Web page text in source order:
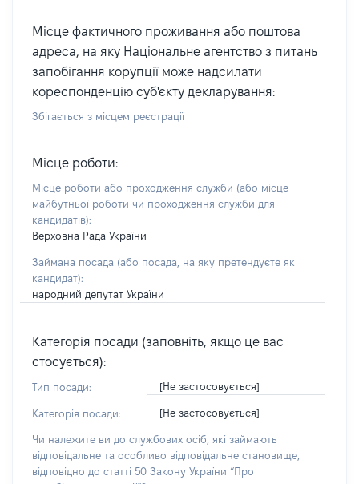
Місце фактичного проживання або поштова
адреса, на яку Національне агентство з питань
запобігання корупції може надсилати
кореспонденцію суб'єкту декларування:
Збігається з місцем реєстрації
Місце роботи:
Місце роботи або проходження служби (або місце
майбутньої роботи чи проходження служби для
кандидатів):
Верховна Рада України
Займана посада (або посада, на яку претендуєте як
кандидат):
народний депутат України
Категорія посади (заповніть, якщо це вас
стосується):
Тип посади: [Не застосовується]
Категорія посади: [Не застосовується]
Чи належите ви до службових осіб, які займають
відповідальне та особливо відповідальне становище,
відповідно до статті 50 Закону України “Про